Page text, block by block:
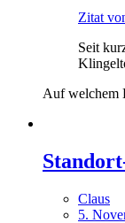
Zitat
Seit
Auf welchem
Claus
5.